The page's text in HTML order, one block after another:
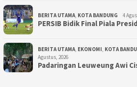
BERITA UTAMA KOTA BANDUNG 4
PERSIB Bidik Final Piala
BERITA UTAMA EKONOMI KOTA
Agustus, 2026
Padaringan Leuweung Awi